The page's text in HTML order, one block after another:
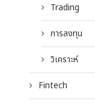
Trading
การลงทุน
วิเคราะห์
Fintech